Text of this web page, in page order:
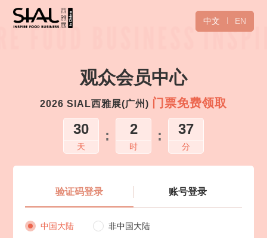
中文 EN
观众会员中心
2026 SIAL西雅展(广州) 门票免费领取
30
天
: 2
时
: 37
分
验证码登录 账号登录
中国大陆 非中国大陆